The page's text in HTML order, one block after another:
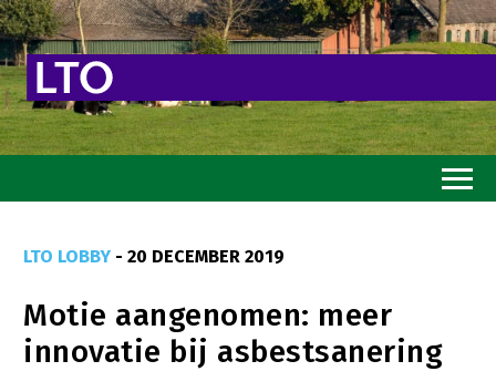
Goed eten
Mooi groen
LTO LOBBY - 20 DECEMBER 2019
Motie aangenomen: meer
innovatie bij asbestsanering